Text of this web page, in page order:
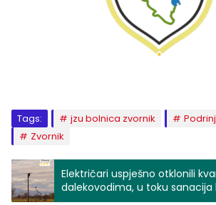
Tags: jzu bolnica zvornik
Zvornik
Električari uspješno otklonili
dalekovodima, u toku sanacija
niskonaponskoj mreži